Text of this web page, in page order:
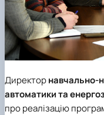
Директорнавчально-
автоматики та
про реалізацію